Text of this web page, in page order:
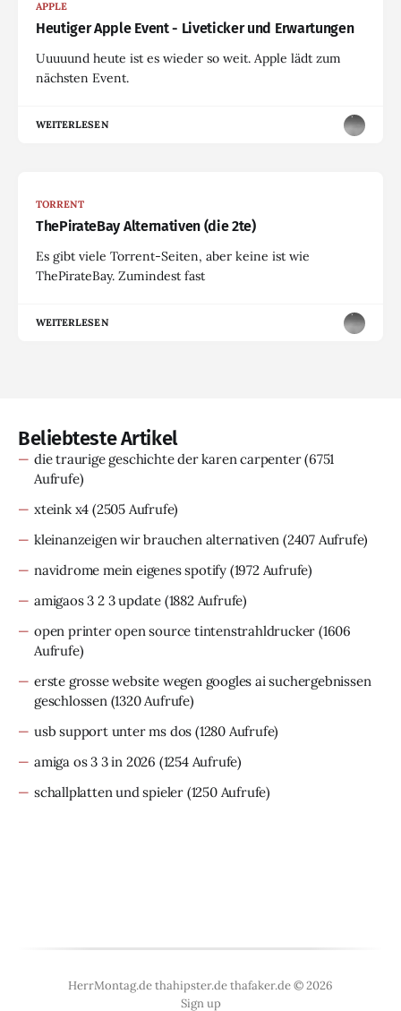
APPLE
Heutiger Apple Event - Liveticker und Erwartungen
Uuuuund heute ist es wieder so weit. Apple lädt zum
nächsten Event.
WEITERLESEN
TORRENT
ThePirateBay Alternativen (die 2te)
Es gibt viele Torrent-Seiten, aber keine ist wie
ThePirateBay. Zumindest fast
WEITERLESEN
Beliebteste Artikel
die traurige geschichte der karen carpenter(6751
Aufrufe)
xteink x4 (2505 Aufrufe)
kleinanzeigen wir brauchen alternativen (2407 Aufrufe)
navidrome mein eigenes spotify (1972 Aufrufe)
amigaos 3 2 3 update (1882 Aufrufe)
open printer open source tintenstrahldrucker (1606
Aufrufe)
erste grosse website wegen googles ai suchergebnissen
geschlossen(1320 Aufrufe)
usb support unter ms dos (1280 Aufrufe)
amiga os 3 3 in 2026 (1254 Aufrufe)
schallplatten und spieler (1250 Aufrufe)
HerrMontag.de thahipster.de thafaker.de © 2026
Sign up